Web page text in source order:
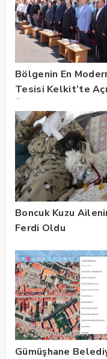
Bölgenin En
Tesisi Kelkit’te
Boncuk Kuzu
Ferdi Oldu
Gümüşhane